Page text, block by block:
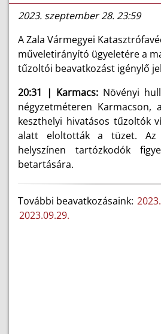
2023. szeptember 28. 23:59
A Zala Vármegyei
műveletirányító ügyeletére a
tűzoltói beavatkozást igénylő
20:31 | Karmacs: Növényi
négyzetméteren Karmacson,
keszthelyi hivatásos tűzoltók
alatt eloltották a tüzet. Az
helyszínen tartózkodók
betartására.
További beavatkozásaink:
2023.09.29.